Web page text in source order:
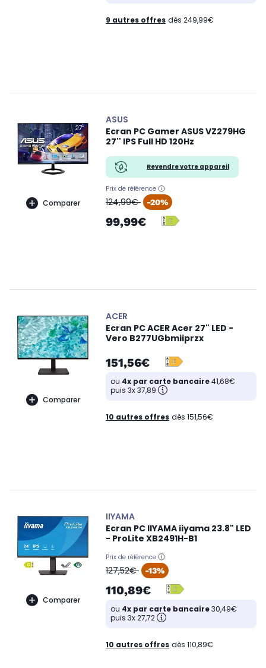
9 autres offres dès 249,99€
Comparer
ASUS
Ecran PC Gamer ASUS VZ279HG
27'' IPS Full HD 120Hz
Revendre votre appareil
Prix de référence
oldPrice
124,99€ -20%
99,99€
Comparer
ACER
Ecran PC ACER Acer 27" LED -
Vero B277UGbmiiprzx
151,56€
ou 4x par carte bancaire41,68€
puis 3x 37,89
10 autres offres dès 151,56€
Comparer
IIYAMA
Ecran PC IIYAMA iiyama 23.8" LED
- ProLite XB2491H-B1
Prix de référence
oldPrice
127,52€ -13%
110,89€
ou 4x par carte bancaire30,49€
puis 3x 27,72
10 autres offres dès 110,89€